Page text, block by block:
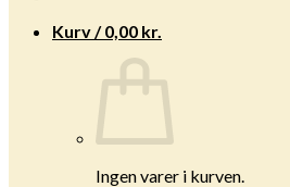
Kurv /0,00 kr.
Ingen varer i kurven.